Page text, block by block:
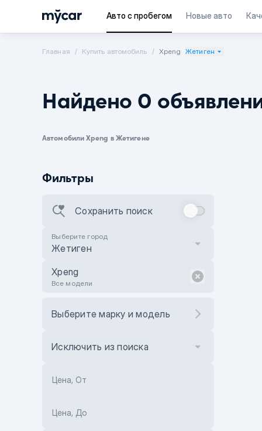
Авто с пробегом Новые авто
Главная Купить автомобиль Xpeng Жетиген
Найдено 0
Автомобили Xpeng в Жетигене
Фильтры
Сохранить поиск
Выберите город
Жетиген
Xpeng
Все модели
Выберите марку и модель
Исключить из поиска
Цена, От
Цена, До